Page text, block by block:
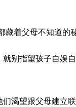
别指望孩子自娱
渴望跟父母建立